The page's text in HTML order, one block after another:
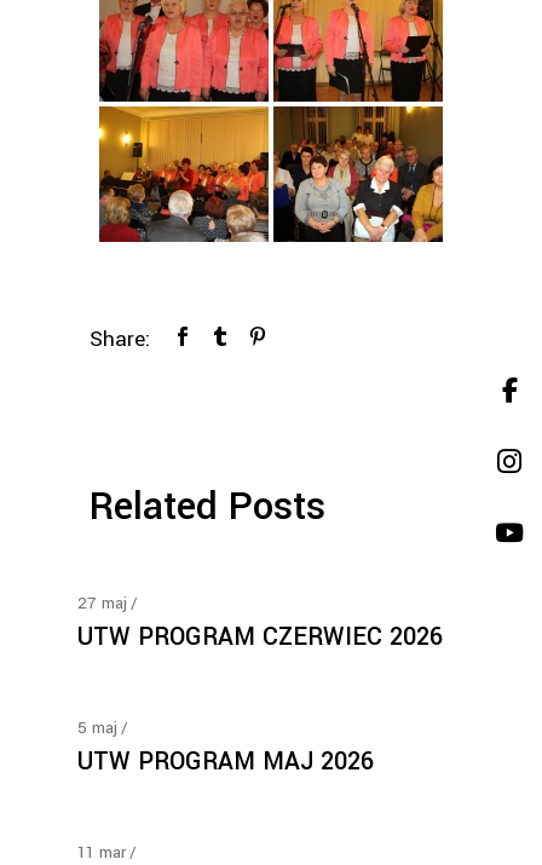
Share:
Related Posts
27 maj
UTW PROGRAM CZERWIEC 2026
5 maj
UTW PROGRAM MAJ 2026
11 mar